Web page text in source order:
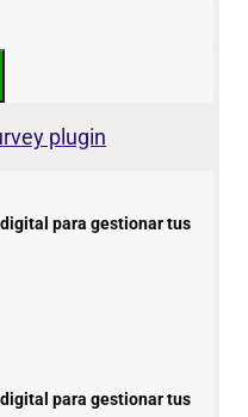
plugin
para gestionar tus
para gestionar tus